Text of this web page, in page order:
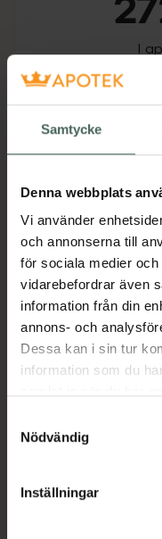
Samtycke
Denna webbplats
Vi använder
och annonserna till
för sociala medier
vidarebefordrar även
information från din
annons- och
Dessa kan i sin tur
information som du
återkalla ditt samtycke
cookieinställningar.
lagligheten av
Nödvändig
Inställningar
I
Köp
Fler produkter
Beskrivning
Läs alltid
användning.
EAN: